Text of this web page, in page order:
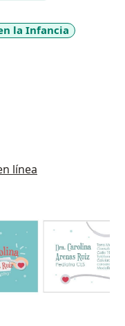
la Infancia
línea